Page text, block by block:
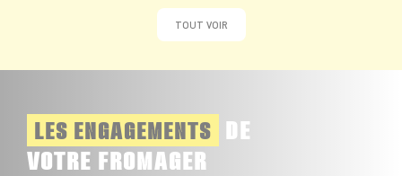
TOUT VOIR
LES ENGAGEMENTS DE
VOTRE FROMAGER